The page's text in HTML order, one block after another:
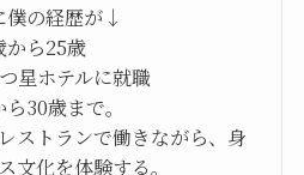
僕の経歴が↓
から25歳
星ホテルに就職
30歳まで。
ストランで働きながら、身
文化を体験する。